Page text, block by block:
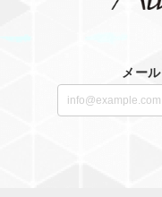
メー